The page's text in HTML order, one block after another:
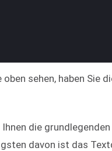
sehen, haben Sie
die
davon ist das